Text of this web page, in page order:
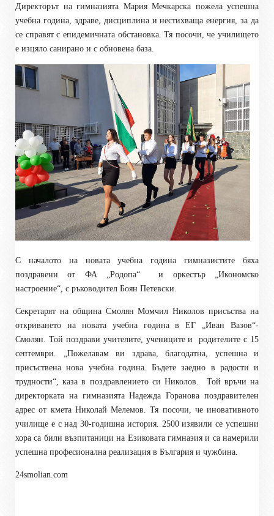
Директорът на гимназията Мария Мечкарска пожела успешна
учебна година, здраве, дисциплина и нестихваща енергия, за да
се справят с епидемичната обстановка. Тя посочи, че училището
е изцяло санирано и с обновена база.
С началото на новата учебна година гимназистите бяха
поздравени от ФА „Родопа“
и оркестър „Икономско
настроение“, с ръководител Боян Петевски.
Секретарят на община Смолян Момчил Николов присъства на
откриването на новата учебна година в ЕГ „Иван Вазов“-
Смолян. Той поздрави учителите, учениците и
родителите с 15
септември. „Пожелавам ви здрава, благодатна, успешна и
присъствена нова учебна година. Бъдете заедно в радости и
трудности“, каза в поздравлението си Николов.
Той връчи на
директорката на гимназията Надежда Горанова поздравителен
адрес от кмета Николай Мелемов. Тя посочи, че иновативното
училище е с над 30-годишна история. 2500 изявили се успешни
хора са били възпитаници на Езиковата гимназия и са намерили
успешна професионална реализация в България и чужбина.
24smolian.com